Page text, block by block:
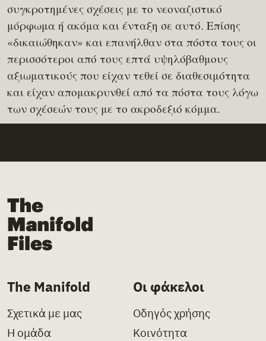
συγκροτημένες σχέσεις με το νεοναζιστικό
μόρφωμα ή ακόμα και ένταξη σε αυτό. Επίσης
«δικαιώθηκαν» και επανήλθαν στα πόστα τους οι
περισσότεροι από τους επτά υψηλόβαθμους
αξιωματικούς που είχαν τεθεί σε διαθεσιμότητα
και είχαν απομακρυνθεί από τα πόστα τους λόγω
των σχέσεών τους με το ακροδεξιό κόμμα.
The Manifold Files
The Manifold
Σχετικά με μας
Η ομάδα
Οι φάκελοι
Οδηγός χρήσης
Κοινότητα